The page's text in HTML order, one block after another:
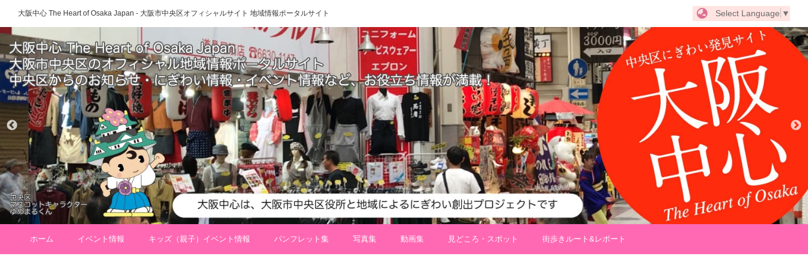
大阪中心 The Heart of Osaka Japan - 大阪市中央区オフィシャルサイト 地域情報ポータルサイト Select Language ▼
ホーム イベント情報 キッズ（親子）イベント情報 パンフレット集 写真集 動画集 見どころ・スポット 街歩きルート&レポート